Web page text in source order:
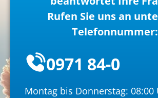
Rufen Sie uns an
Telefonnummer:
0971 84-0
Montag bis Donnerstag: 08:00